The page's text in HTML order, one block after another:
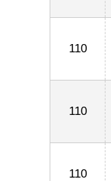
110
110
110